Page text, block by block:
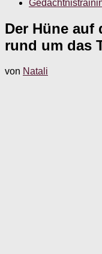
Der Hüne auf
rund um das
von Natali